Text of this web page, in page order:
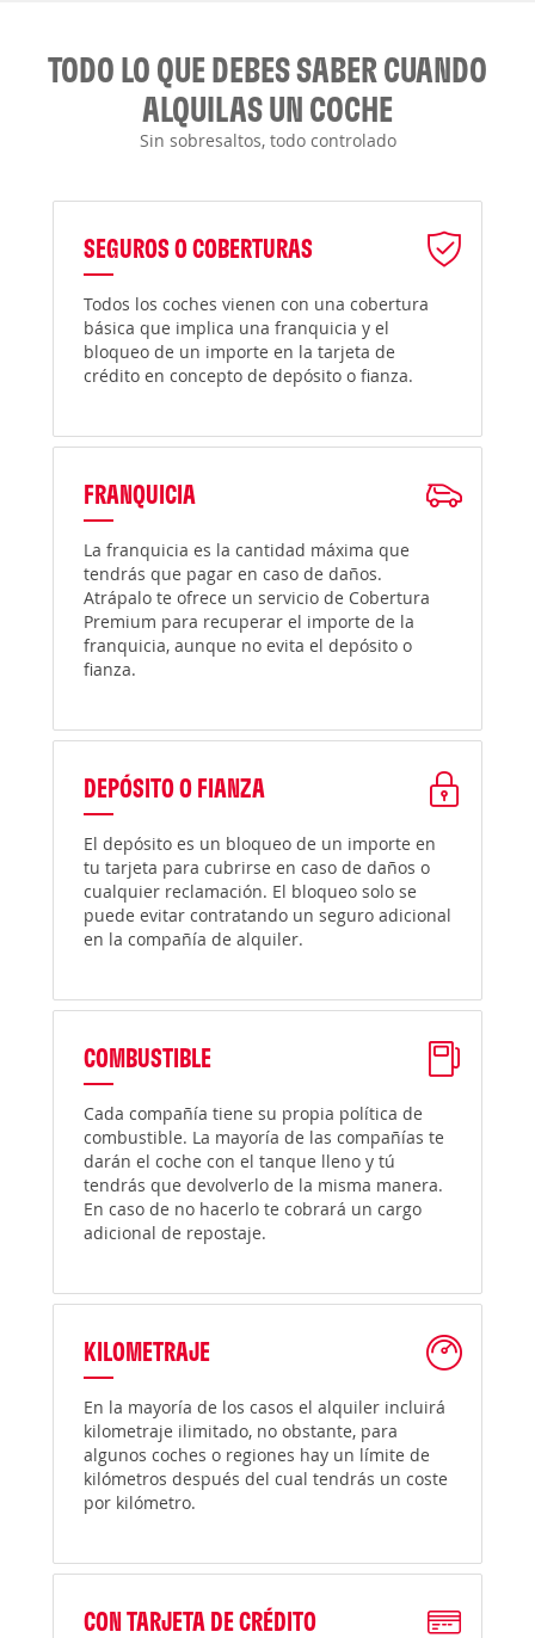
TODO LO QUE DEBES SABER CUANDO
ALQUILAS UN COCHE
Sin sobresaltos, todo controlado
SEGUROS O COBERTURAS
Todos los coches vienen con una cobertura
básica que implica una franquicia y el
bloqueo de un importe en la tarjeta de
crédito en concepto de depósito o fianza.
FRANQUICIA
La franquicia es la cantidad máxima que
tendrás que pagar en caso de daños.
Atrápalo te ofrece un servicio de Cobertura
Premium para recuperar el importe de la
franquicia, aunque no evita el depósito o
fianza.
DEPÓSITO O FIANZA
El depósito es un bloqueo de un importe en
tu tarjeta para cubrirse en caso de daños o
cualquier reclamación. El bloqueo solo se
puede evitar contratando un seguro adicional
en la compañía de alquiler.
COMBUSTIBLE
Cada compañía tiene su propia política de
combustible. La mayoría de las compañías te
darán el coche con el tanque lleno y tú
tendrás que devolverlo de la misma manera.
En caso de no hacerlo te cobrará un cargo
adicional de repostaje.
KILOMETRAJE
En la mayoría de los casos el alquiler incluirá
kilometraje ilimitado, no obstante, para
algunos coches o regiones hay un límite de
kilómetros después del cual tendrás un coste
por kilómetro.
CON TARJETA DE CRÉDITO